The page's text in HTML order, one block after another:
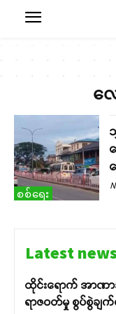
လ
စစ်ရေး
Latest
ထိုင်းရောက် အာဏာ
ရာဇဝတ်မှု စွပ်စွဲချက်မ